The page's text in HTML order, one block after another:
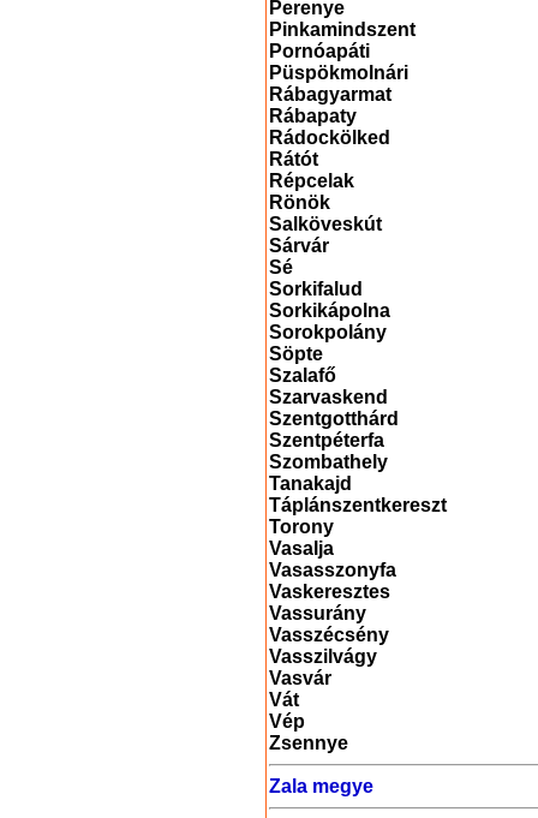
Perenye
Pinkamindszent
Pornóapáti
Püspökmolnári
Rábagyarmat
Rábapaty
Rádockölked
Rátót
Répcelak
Rönök
Salköveskút
Sárvár
Sé
Sorkifalud
Sorkikápolna
Sorokpolány
Söpte
Szalafő
Szarvaskend
Szentgotthárd
Szentpéterfa
Szombathely
Tanakajd
Táplánszentkereszt
Torony
Vasalja
Vasasszonyfa
Vaskeresztes
Vassurány
Vasszécsény
Vasszilvágy
Vasvár
Vát
Vép
Zsennye
Zala megye